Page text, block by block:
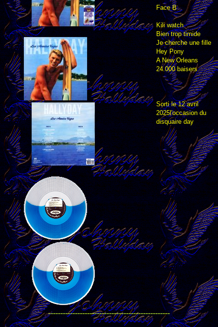
Face B
Kili watch
Bien trop timide
Je cherche une fille
Hey Pony
A New Orleans
24.000 baisers
Sorti le 12 avril
2025l'occasion du
disquaire day
--------------------------------------------------